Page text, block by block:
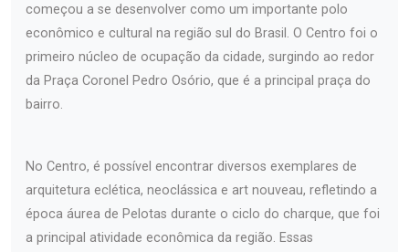
começou a se desenvolver como um importante polo
econômico e cultural na região sul do Brasil. O Centro foi o
primeiro núcleo de ocupação da cidade, surgindo ao redor
da Praça Coronel Pedro Osório, que é a principal praça do
bairro.
No Centro, é possível encontrar diversos exemplares de
arquitetura eclética, neoclássica e art nouveau, refletindo a
época áurea de Pelotas durante o ciclo do charque, que foi
a principal atividade econômica da região. Essas